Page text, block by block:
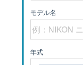
モデル名
年式